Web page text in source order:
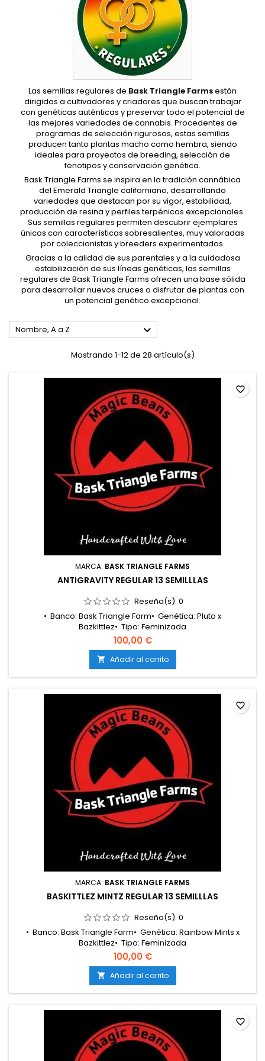
Las semillas regulares de Bask Triangle Farmsestán
dirigidas a cultivadores y criadores que buscan trabajar
con genéticas auténticas y preservar todo el potencial de
las mejores variedades de cannabis. Procedentes de
programas de selección rigurosos, estas semillas
producen tanto plantas macho como hembra, siendo
ideales para proyectos de breeding, selección de
fenotipos y conservación genética.
Bask Triangle Farms se inspira en la tradición cannábica
del Emerald Triangle californiano, desarrollando
variedades que destacan por su vigor, estabilidad,
producción de resina y perfiles terpénicos excepcionales.
Sus semillas regulares permiten descubrir ejemplares
únicos con características sobresalientes, muy valoradas
por coleccionistas y breeders experimentados.
Gracias a la calidad de sus parentales y a la cuidadosa
estabilización de sus líneas genéticas, las semillas
regulares de Bask Triangle Farms ofrecen una base sólida
para desarrollar nuevos cruces o disfrutar de plantas con
un potencial genético excepcional.
Nombre, A a Z 
Mostrando 1-12 de 28 artículo(s)
MARCA: BASK TRIANGLE FARMS
ANTIGRAVITY REGULAR 13 SEMILLLAS
Reseña(s): 0
• Banco: Bask Triangle Farm• Genética: Pluto x
Bazkittlez• Tipo: Feminizada
fotoperiódica• Clasificación: Híbrido 50/50• Floración: 8 – 9
semanas• Cosecha exterior: Principios de
octubre• Producción: Media – alta• Cultivo: Interior /
Exterior• Altura: Media• Aromas y sabores: Frutas dulces,
candy Z, crema dessert y gas intenso• Efectos:...
100,00 €
 Añadir al carrito
favorite_border
MARCA: BASK TRIANGLE FARMS
BASKITTLEZ MINTZ REGULAR 13 SEMILLLAS
Reseña(s): 0
• Banco: Bask Triangle Farm• Genética: Rainbow Mints x
Bazkittlez• Tipo: Feminizada
fotoperiódica• Clasificación: Híbrido 50/50• Floración: 8 – 9
semanas• Cosecha exterior: Principios de
octubre• Producción: Media – alta• Cultivo: Interior /
Exterior• Altura: Media• Aromas y sabores: Menta dulce,
candy afrutado, frutas Z y gas ligero• Efectos:...
100,00 €
 Añadir al carrito
favorite_border
favorite_border